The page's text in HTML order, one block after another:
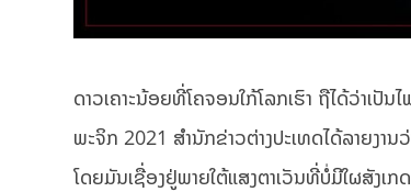
ດາວເຄາະນ້ອຍທີ່ໂຄຈອນໃກ້ໂລກເຮົາ ຖືໄດ້ວ່າເ
ພະຈິກ 2021 ສຳນັກຂ່າວຕ່າງປະເທດໄດ້ລາຍງາ
ໂດຍມັນເຊື່ອງຢູ່ພາຍໃຕ້ແສງຕາເວັນທີ່ບໍ່ມີໃຜສັງເ